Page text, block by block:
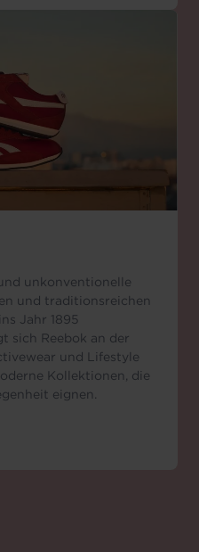
unkonventionelle
und traditionsreichen
Jahr 1895
sich Reebok an der
und Lifestyle
Kollektionen, die
eignen.